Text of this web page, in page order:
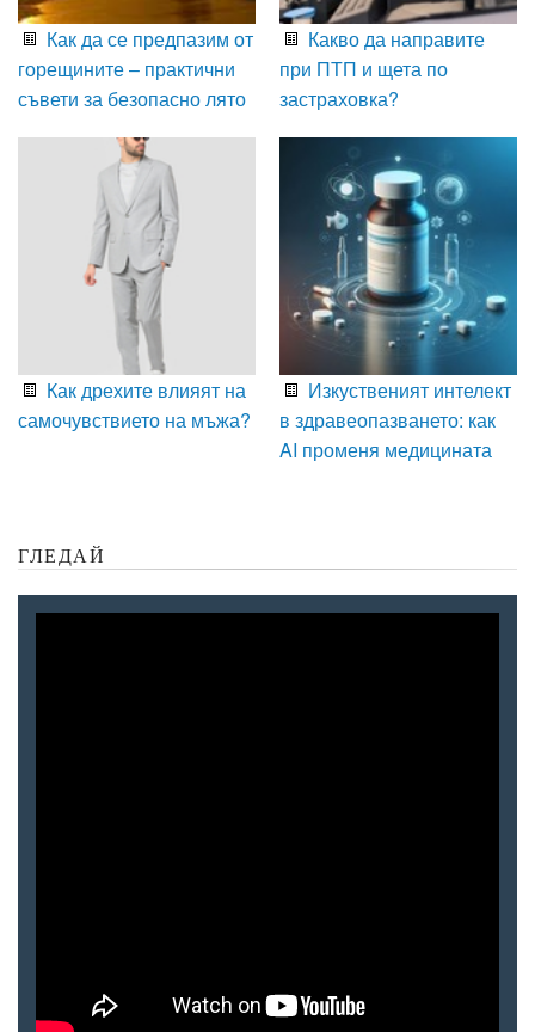
Как да се предпазим от
горещините – практични
съвети за безопасно лято
Какво да направите
при ПТП и щета по
застраховка?
Как дрехите влияят на
самочувствието на мъжа?
Изкуственият интелект
в здравеопазването: как
AI променя медицината
ГЛЕДАЙ